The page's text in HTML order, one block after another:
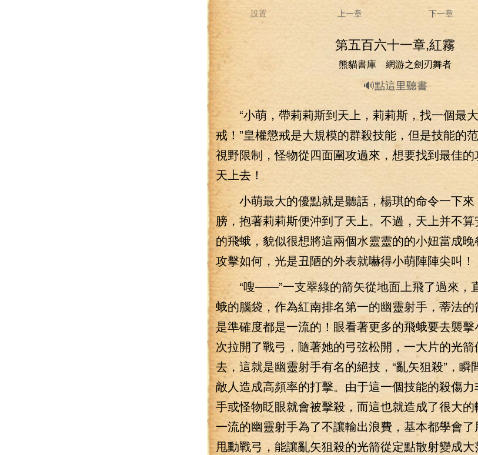
設置 上一章 下一章
第五百六十一章,紅霧
熊貓書庫 網游之劍刃舞者
🔊點這里聽書
“小萌，帶莉莉斯到天上，莉莉斯，找一個最大
戒！”皇權懲戒是大規模的群殺技能，但是技能的
視野限制，怪物從四面圍攻過來，想要找到最佳
天上去！
小萌最大的優點就是聽話，楊琪的命令一下來
膀，抱著莉莉斯便沖到了天上。不過，天上并不
的飛蛾，貌似很想將這兩個水靈靈的的小妞當成
攻擊如何，光是丑陋的外表就嚇得小萌陣陣尖叫！
“嗖——”一支翠綠的箭矢從地面上飛了過來，
蛾的腦袋，作為紅南排名第一的幽靈射手，蒂法
是準確度都是一流的！眼看著更多的飛蛾要去襲
次拉開了戰弓，隨著她的弓弦松開，一大片的光
去，這就是幽靈射手有名的絕技，“亂矢狙殺”，瞬
敵人造成高頻率的打擊。由于這一個技能的殺傷
手或怪物眨眼就會被擊殺，而這也就造成了很大的
一流的幽靈射手為了不讓輸出浪費，基本都學會
甩動戰弓，能讓亂矢狙殺的光箭從定點散射變成